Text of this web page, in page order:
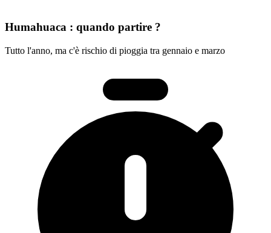
Humahuaca : quando partire ?
Tutto l'anno, ma c'è rischio di pioggia tra gennaio e marzo